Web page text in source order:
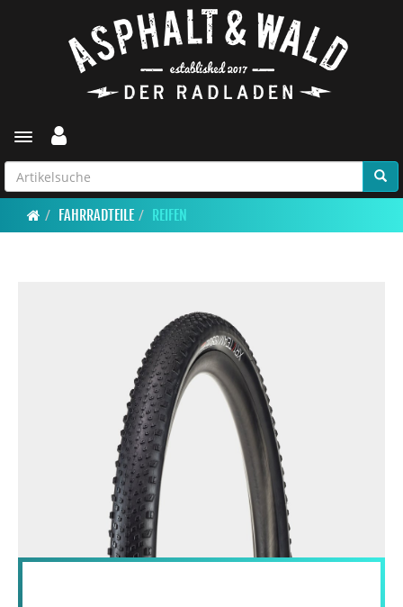
Toggle navigation
FAHRRADTEILE REIFEN